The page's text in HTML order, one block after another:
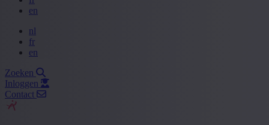
en
nl
fr
en
Zoeken
Inloggen
Contact